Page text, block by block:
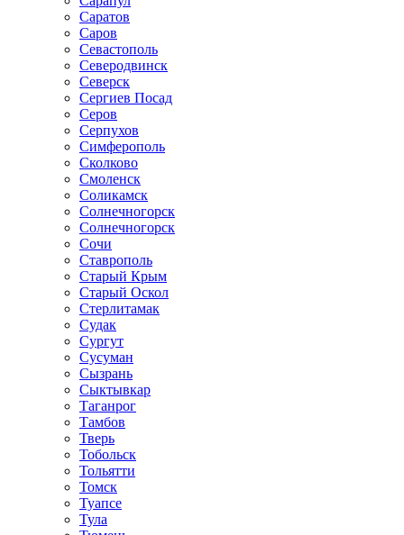
Саратов
Саров
Севастополь
Северодвинск
Северск
Сергиев Посад
Серов
Серпухов
Симферополь
Сколково
Смоленск
Соликамск
Солнечногорск
Солнечногорск
Сочи
Ставрополь
Старый Крым
Старый Оскол
Стерлитамак
Судак
Сургут
Сусуман
Сызрань
Сыктывкар
Таганрог
Тамбов
Тверь
Тобольск
Тольятти
Томск
Туапсе
Тула